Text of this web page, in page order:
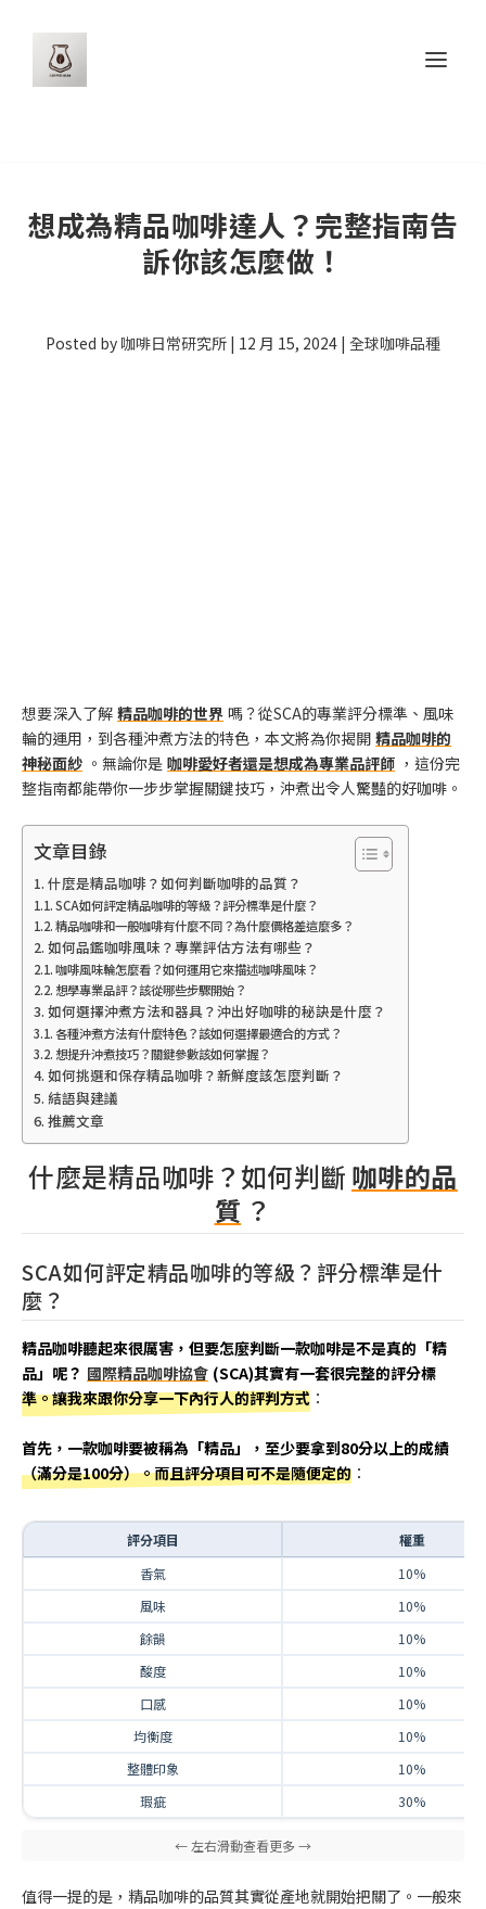
想成為精品咖啡達人？完整指南告
訴你該怎麼做！
Posted by 咖啡日常研究所 | 12 月 15, 2024 | 全球咖啡品種
想要深入了解 精品咖啡的世界 嗎？從SCA的專業評分標準、風味
輪的運用，到各種沖煮方法的特色，本文將為你揭開 精品咖啡的
神秘面紗 。無論你是 咖啡愛好者還是想成為專業品評師 ，這份完
整指南都能帶你一步步掌握關鍵技巧，沖煮出令人驚豔的好咖啡。
文章目錄
什麼是精品咖啡？如何判斷咖啡的品質？
SCA如何評定精品咖啡的等級？評分標準是什麼？
精品咖啡和一般咖啡有什麼不同？為什麼價格差這麼多？
如何品鑑咖啡風味？專業評估方法有哪些？
咖啡風味輪怎麼看？如何運用它來描述咖啡風味？
想學專業品評？該從哪些步驟開始？
如何選擇沖煮方法和器具？沖出好咖啡的秘訣是什麼？
各種沖煮方法有什麼特色？該如何選擇最適合的方式？
想提升沖煮技巧？關鍵參數該如何掌握？
如何挑選和保存精品咖啡？新鮮度該怎麼判斷？
結語與建議
推薦文章
什麼是精品咖啡？如何判斷 咖啡的品
質 ？
SCA如何評定精品咖啡的等級？評分標準是什
麼？
精品咖啡聽起來很厲害，但要怎麼判斷一款咖啡是不是真的「精
品」呢？ 國際精品咖啡協會 (SCA)其實有一套很完整的評分標
準。讓我來跟你分享一下內行人的評判方式 ：
首先，一款咖啡要被稱為「精品」，至少要拿到80分以上的成績
（滿分是100分）。而且評分項目可不是隨便定的 ：
評分項目
權重
香氣
10%
風味
10%
餘韻
10%
酸度
10%
口感
10%
均衡度
10%
整體印象
10%
瑕疵
30%
值得一提的是，精品咖啡的品質其實從產地就開始把關了。一般來